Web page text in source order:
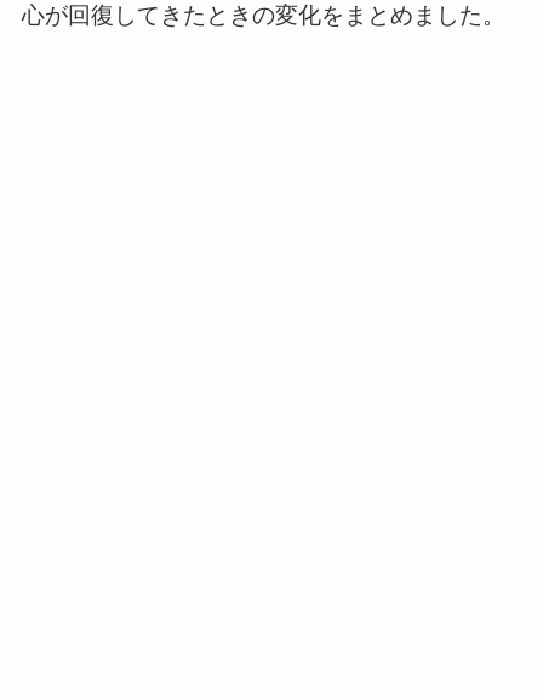
心が回復してきたときの変化をまとめました。